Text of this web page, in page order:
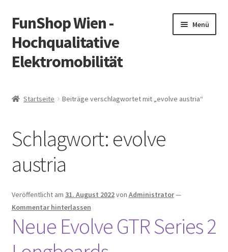
Zur
Navigation
springen
Zum
Inhalt
springen
FunShop Wien -
Hochqualitative
Elektromobilität
Menü
öffnen
Vorsicht Internetbetrug
Über FunShop
Impressum
Zum Onlineshop in der Web Version
Startseite Beiträge verschlagwortet mit „evolve austria“
Schlagwort: evolve
austria
Veröffentlicht am 31. August 2022von Administrator—
Kommentar hinterlassen
Neue Evolve GTR Series 2